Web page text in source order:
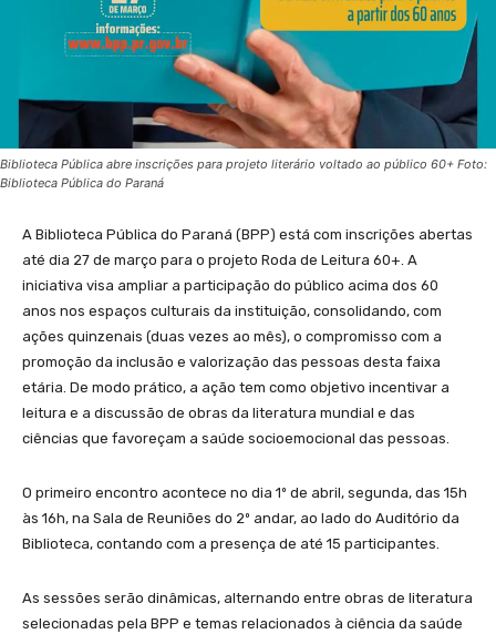
Biblioteca Pública abre inscrições para projeto literário voltado ao público 60+ Foto:
Biblioteca Pública do Paraná
A Biblioteca Pública do Paraná (BPP) está com inscrições abertas
até dia 27 de março para o projeto Roda de Leitura 60+. A
iniciativa visa ampliar a participação do público acima dos 60
anos nos espaços culturais da instituição, consolidando, com
ações quinzenais (duas vezes ao mês), o compromisso com a
promoção da inclusão e valorização das pessoas desta faixa
etária. De modo prático, a ação tem como objetivo incentivar a
leitura e a discussão de obras da literatura mundial e das
ciências que favoreçam a saúde socioemocional das pessoas.
O primeiro encontro acontece no dia 1º de abril, segunda, das 15h
às 16h, na Sala de Reuniões do 2º andar, ao lado do Auditório da
Biblioteca, contando com a presença de até 15 participantes.
As sessões serão dinâmicas, alternando entre obras de literatura
selecionadas pela BPP e temas relacionados à ciência da saúde